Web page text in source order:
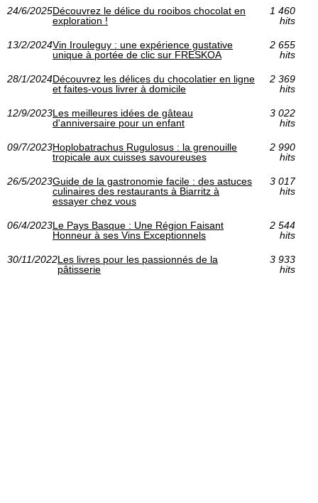
24/6/2025Découvrez le délice du rooibos chocolat en
exploration !
1 460
hits
13/2/2024Vin Irouleguy : une expérience gustative
unique à portée de clic sur FRESKOA
2 655
hits
28/1/2024Découvrez les délices du chocolatier en ligne
et faites-vous livrer à domicile
2 369
hits
12/9/2023Les meilleures idées de gâteau
d'anniversaire pour un enfant
3 022
hits
09/7/2023Hoplobatrachus Rugulosus : la grenouille
tropicale aux cuisses savoureuses
2 990
hits
26/5/2023Guide de la gastronomie facile : des astuces
culinaires des restaurants à Biarritz à
essayer chez vous
3 017
hits
06/4/2023Le Pays Basque : Une Région Faisant
Honneur à ses Vins Exceptionnels
2 544
hits
30/11/2022Les livres pour les passionnés de la
pâtisserie
3 933
hits